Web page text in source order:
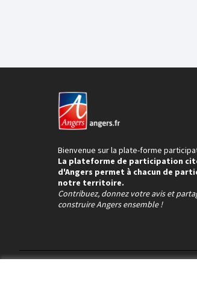
Bienvenue sur la plate-forme
La plateforme de participation
d'Angers permet à chacun de
notre territoire.
Contribuez, donnez votre avis et
construire Angers ensemble !